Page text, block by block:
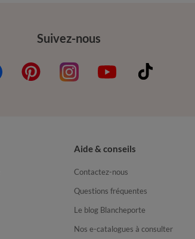
Suivez-nous
Aide & conseils
Contactez-nous
Questions fréquentes
Le blog Blancheporte
Nos e-catalogues à consulter